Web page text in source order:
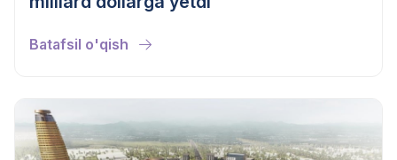
Batafsil o'qish